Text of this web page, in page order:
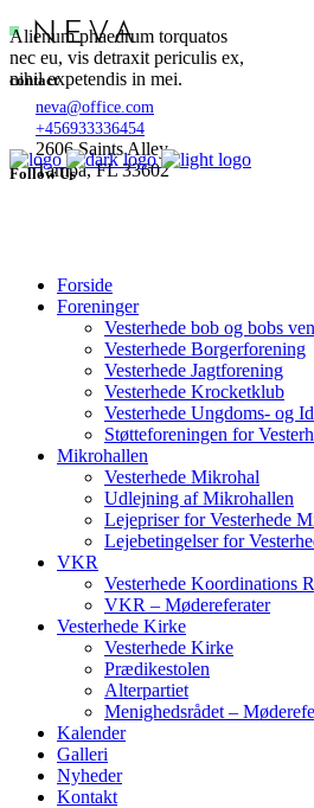
Alienum phaedrum torquatos
nec eu, vis detraxit periculis ex,
nihil expetendis in mei.
contact
neva@office.com
+456933336454
2606 Saints Alley
Tampa, FL 33602
Follow Us
Forside
Foreninger
Vesterhede bob og bobs
Vesterhede Borgerforening
Vesterhede Jagtforening
Vesterhede Krocketklub
Vesterhede Ungdoms- og
Støtteforeningen for
Mikrohallen
Vesterhede Mikrohal
Udlejning af Mikrohallen
Lejepriser for Vesterhede
Lejebetingelser for
VKR
Vesterhede Koordinations
VKR – Mødereferater
Vesterhede Kirke
Vesterhede Kirke
Prædikestolen
Alterpartiet
Menighedsrådet –
Kalender
Galleri
Nyheder
Kontakt